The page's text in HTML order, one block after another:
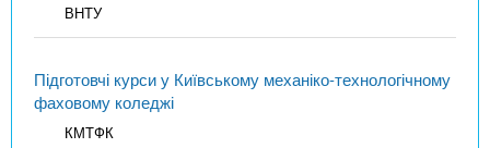
ВНТУ
Підготовчі курси у Київському механіко-технологічному
фаховому коледжі
КМТФК